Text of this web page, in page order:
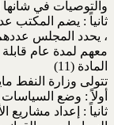
والتوصيات في
ثانياً : يضم المكتب
، يحدد المجلس
معهم لمدة عام قابلة
المادة (11)
تتولى وزارة النفط
أولاً : وضع السياسات
ثانياً : إعداد مشاريع